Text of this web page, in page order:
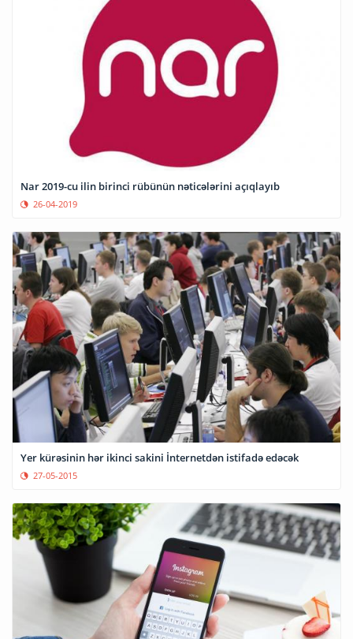
Nar 2019-cu ilin birinci rübünün nəticələrini açıqlayıb
26-04-2019
Yer kürəsinin hər ikinci sakini İnternetdən istifadə edəcək
27-05-2015